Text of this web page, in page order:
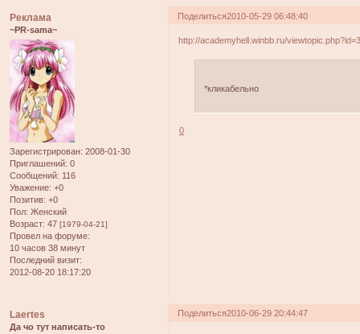
Поделиться2010-05-29 06:48:40
Реклама
~PR-sama~
Зарегистрирован: 2008-01-30
Приглашений: 0
Сообщений: 116
Уважение: +0
Позитив: +0
Пол: Женский
Возраст: 47 [1979-04-21]
Провел на форуме:
10 часов 38 минут
Последний визит:
2012-08-20 18:17:20
http://academyhell.winbb.ru/
*кликабельно
0
Поделиться2010-06-29 20:44:47
Laertes
Да чо тут написать-то